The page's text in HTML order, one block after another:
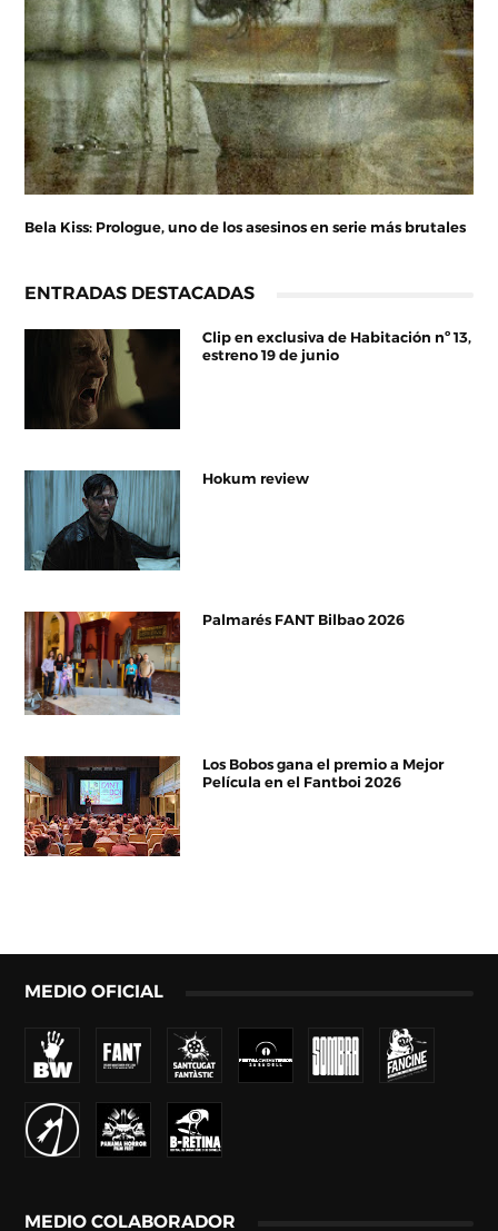
Bela Kiss: Prologue, uno de los asesinos en serie más brutales
ENTRADAS DESTACADAS
Clip en exclusiva de Habitación nº 13,
estreno 19 de junio
Hokum review
Palmarés FANT Bilbao 2026
Los Bobos gana el premio a Mejor
Película en el Fantboi 2026
MEDIO OFICIAL
MEDIO COLABORADOR